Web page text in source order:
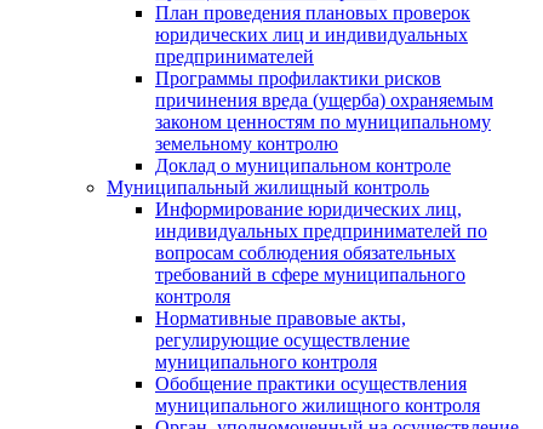
План проведения плановых проверок
юридических лиц и индивидуальных
предпринимателей
Программы профилактики рисков
причинения вреда (ущерба) охраняемым
законом ценностям по муниципальному
земельному контролю
Доклад о муниципальном контроле
Муниципальный жилищный контроль
Информирование юридических лиц,
индивидуальных предпринимателей по
вопросам соблюдения обязательных
требований в сфере муниципального
контроля
Нормативные правовые акты,
регулирующие осуществление
муниципального контроля
Обобщение практики осуществления
муниципального жилищного контроля